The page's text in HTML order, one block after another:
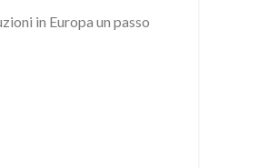
in Europa un passo